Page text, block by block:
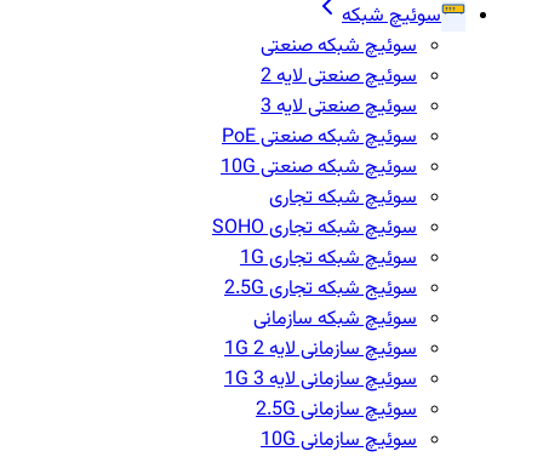
سوئیچ شبکه
سوئیچ شبکه صنعتی
سوئیچ صنعتی لایه 2
سوئیچ صنعتی لایه 3
سوئیچ شبکه صنعتی PoE
سوئیچ شبکه صنعتی 10G
سوئیچ شبکه تجاری
سوئیچ شبکه تجاری SOHO
سوئیچ شبکه تجاری 1G
سوئیج شبکه تجاری 2.5G
سوئیچ شبکه سازمانی
سوئیچ سازمانی لایه 2 1G
سوئیچ سازمانی لایه 3 1G
سوئیچ سازمانی 2.5G
سوئیچ سازمانی 10G